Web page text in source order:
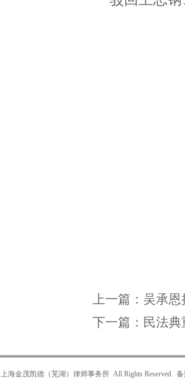
上一篇： 吴承
下一篇： 民法
上海金茂凯德（芜湖）律师事务所 All Rights Reserved.